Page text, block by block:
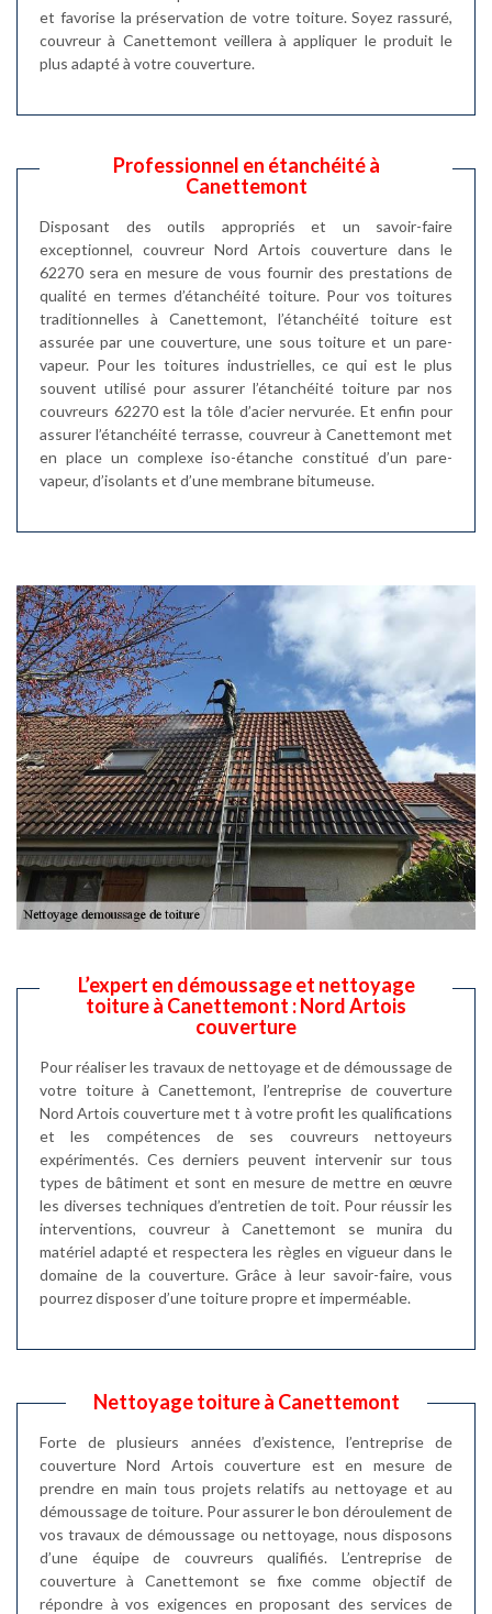
et favorise la préservation de votre toiture. Soyez rassuré,
couvreur à Canettemont veillera à appliquer le produit le
plus adapté à votre couverture.
Professionnel en étanchéité à
Canettemont
Disposant des outils appropriés et un savoir-faire
exceptionnel, couvreur Nord Artois couverture dans le
62270 sera en mesure de vous fournir des prestations de
qualité en termes d’étanchéité toiture. Pour vos toitures
traditionnelles à Canettemont, l’étanchéité toiture est
assurée par une couverture, une sous toiture et un pare-
vapeur. Pour les toitures industrielles, ce qui est le plus
souvent utilisé pour assurer l’étanchéité toiture par nos
couvreurs 62270 est la tôle d’acier nervurée. Et enfin pour
assurer l’étanchéité terrasse, couvreur à Canettemont met
en place un complexe iso-étanche constitué d’un pare-
vapeur, d’isolants et d’une membrane bitumeuse.
L’expert en démoussage et nettoyage
toiture à Canettemont : Nord Artois
couverture
Pour réaliser les travaux de nettoyage et de démoussage de
votre toiture à Canettemont, l’entreprise de couverture
Nord Artois couverture met t à votre profit les qualifications
et les compétences de ses couvreurs nettoyeurs
expérimentés. Ces derniers peuvent intervenir sur tous
types de bâtiment et sont en mesure de mettre en œuvre
les diverses techniques d’entretien de toit. Pour réussir les
interventions, couvreur à Canettemont se munira du
matériel adapté et respectera les règles en vigueur dans le
domaine de la couverture. Grâce à leur savoir-faire, vous
pourrez disposer d’une toiture propre et imperméable.
Nettoyage toiture à Canettemont
Forte de plusieurs années d’existence, l’entreprise de
couverture Nord Artois couverture est en mesure de
prendre en main tous projets relatifs au nettoyage et au
démoussage de toiture. Pour assurer le bon déroulement de
vos travaux de démoussage ou nettoyage, nous disposons
d’une équipe de couvreurs qualifiés. L’entreprise de
couverture à Canettemont se fixe comme objectif de
répondre à vos exigences en proposant des services de